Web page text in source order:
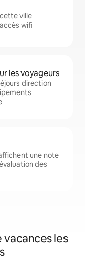
ville
wifi
les voyageurs
direction
une note
des
les